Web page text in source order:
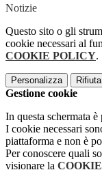
Notizie
Questo sito o gli
cookie necessari al
COOKIE POLICY.
Personalizza
Gestione cookie
In questa schermata
I cookie necessari
piattaforma e non è
Per conoscere quali
visionare la